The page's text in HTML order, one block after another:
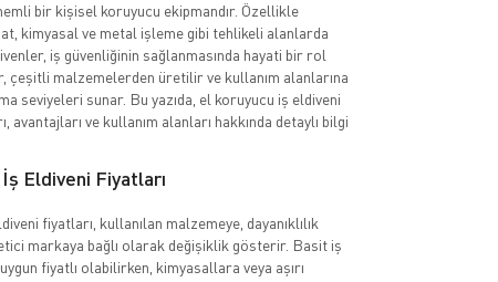
bir kişisel koruyucu ekipmandır. Özellikle
kimyasal ve metal işleme gibi tehlikeli alanlarda
iş güvenliğinin sağlanmasında hayati bir rol
çeşitli malzemelerden üretilir ve kullanım alanlarına
seviyeleri sunar. Bu yazıda, el koruyucu iş eldiveni
avantajları ve kullanım alanları hakkında detaylı bilgi
Eldiveni Fiyatları
fiyatları, kullanılan malzemeye, dayanıklılık
markaya bağlı olarak değişiklik gösterir. Basit iş
fiyatlı olabilirken, kimyasallara veya aşırı